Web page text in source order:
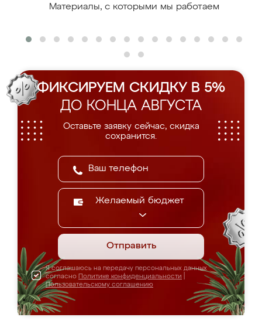
Материалы, с которыми мы работаем
ФИКСИРУЕМ СКИДКУ В 5%
ДО КОНЦА АВГУСТА
Оставьте заявку сейчас, скидка
сохранится.
Желаемый бюджет
Отправить
Я соглашаюсь на передачу персональных данных
согласно Политике конфиденциальности
Пользовательскому соглашению